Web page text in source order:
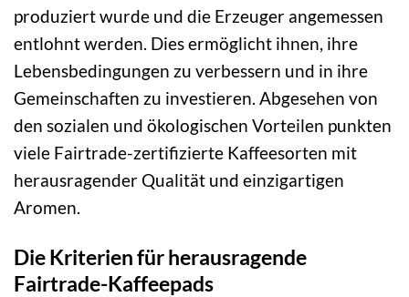
produziert wurde und die Erzeuger angemessen
entlohnt werden. Dies ermöglicht ihnen, ihre
Lebensbedingungen zu verbessern und in ihre
Gemeinschaften zu investieren. Abgesehen von
den sozialen und ökologischen Vorteilen punkten
viele Fairtrade-zertifizierte Kaffeesorten mit
herausragender Qualität und einzigartigen
Aromen.
Die Kriterien für herausragende
Fairtrade-Kaffeepads